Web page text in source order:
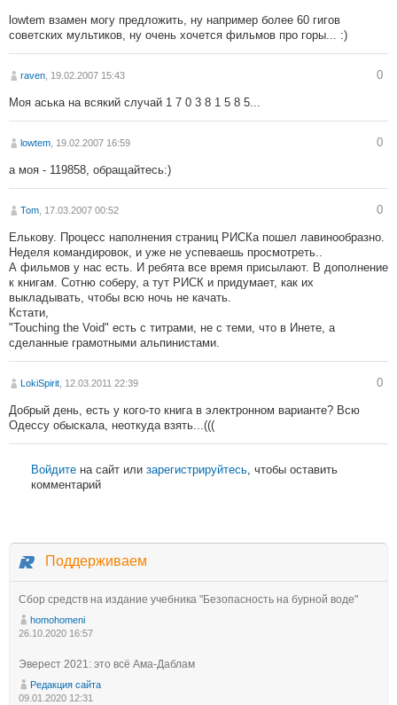
lowtem взамен могу предложить, ну например более 60 гигов
советских мультиков, ну очень хочется фильмов про горы... :)
raven , 19.02.2007 15:43 0
Моя аська на всякий случай 1 7 0 3 8 1 5 8 5...
lowtem , 19.02.2007 16:59 0
а моя - 119858, обращайтесь:)
Tom , 17.03.2007 00:52 0
Елькову. Процесс наполнения страниц РИСКа пошел лавинообразно.
Неделя командировок, и уже не успеваешь просмотреть..
А фильмов у нас есть. И ребята все время присылают. В дополнение
к книгам. Сотню соберу, а тут РИСК и придумает, как их
выкладывать, чтобы всю ночь не качать.
Кстати,
"Touching the Void" есть с титрами, не с теми, что в Инете, а
сделанные грамотными альпинистами.
LokiSpirit , 12.03.2011 22:39 0
Добрый день, есть у кого-то книга в электронном варианте? Всю
Одессу обыскала, неоткуда взять...(((
Войдите на сайт или зарегистрируйтесь, чтобы оставить
комментарий
Поддерживаем
Сбор средств на издание учебника "Безопасность на бурной воде"
homohomeni
26.10.2020 16:57
Эверест 2021: это всё Ама-Даблам
Редакция сайта
09.01.2020 12:31